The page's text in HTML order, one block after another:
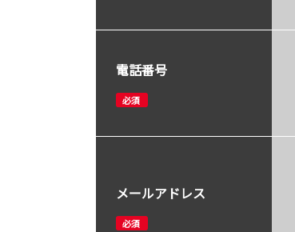
電話番号
必須
メールアドレス
必須